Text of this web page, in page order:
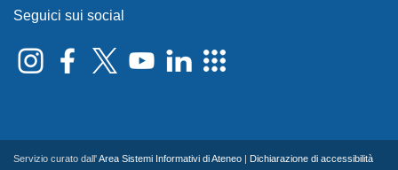
Seguici sui social
Servizio curato dall'Area Sistemi Informativi di Ateneo Dichiarazione di accessibilità